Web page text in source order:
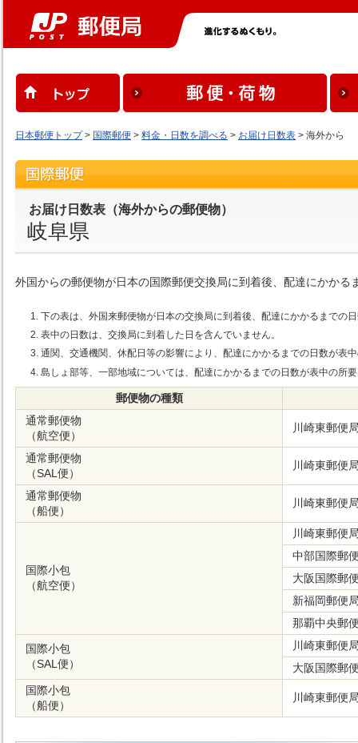
日本郵便トップ> 国際郵便 > 料金・日数を調べる > お届け日数表 > 海外から
お届け日数表（海外からの郵便物）
岐阜県
外国からの郵便物が日本の国際郵便交換局に到着後、配達にかかる
下の表は、外国来郵便物が日本の交換局に到着後、配達にかかるまでの
表中の日数は、交換局に到着した日を含んでいません。
通関、交通機関、休配日等の影響により、配達にかかるまでの日数が表
島しょ部等、一部地域については、配達にかかるまでの日数が表中の所
郵便物の種類
通常郵便物
（航空便）
川崎東郵便
通常郵便物
（SAL便）
川崎東郵便
通常郵便物
（船便）
川崎東郵便
国際小包
（航空便）
川崎東郵便
中部国際郵
大阪国際郵
新福岡郵便
那覇中央郵
国際小包
（SAL便）
川崎東郵便
大阪国際郵
国際小包
（船便）
川崎東郵便